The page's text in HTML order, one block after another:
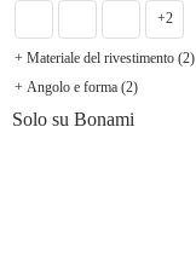
+2
+ Materiale del rivestimento (2)
+ Angolo e forma (2)
Solo su Bonami